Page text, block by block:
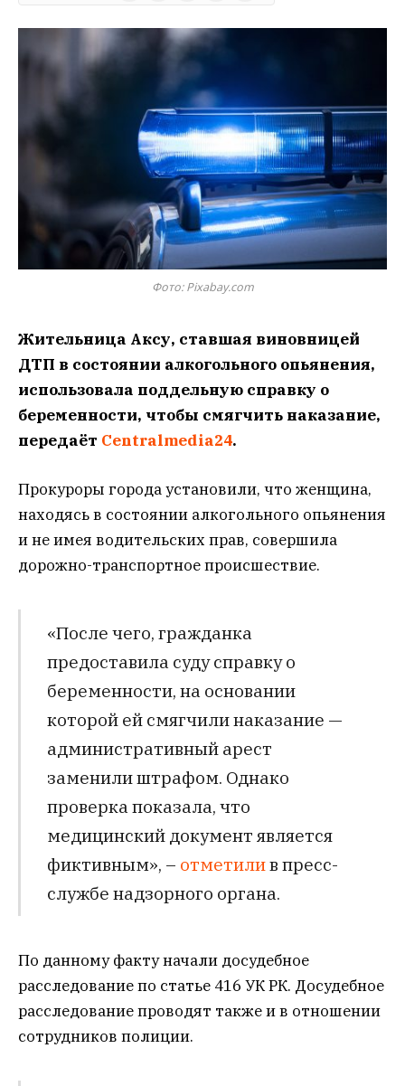
Фото: Pixabay.com
Жительница Аксу, ставшая виновницей
ДТП в состоянии алкогольного опьянения,
использовала поддельную справку о
беременности, чтобы смягчить наказание,
передаёт Centralmedia24.
Прокуроры города установили, что женщина,
находясь в состоянии алкогольного опьянения
и не имея водительских прав, совершила
дорожно-транспортное происшествие.
«После чего, гражданка
предоставила суду справку о
беременности, на основании
которой ей смягчили наказание —
административный арест
заменили штрафом. Однако
проверка показала, что
медицинский документ является
фиктивным», – отметилив пресс-
службе надзорного органа.
По данному факту начали досудебное
расследование по статье 416 УК РК. Досудебное
расследование проводят также и в отношении
сотрудников полиции.